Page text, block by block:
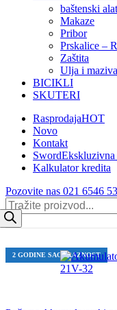
baštenski alat
Makaze
Pribor
Prskalice –
Zaštita
Ulja i maziva
BICIKLI
SKUTERI
RasprodajaHOT
Novo
Kontakt
SwordEkskluzivna
Kalkulator kredita
Pozovite nas 021 6546
Products
search
2 GODINE SAOBRAZNOST